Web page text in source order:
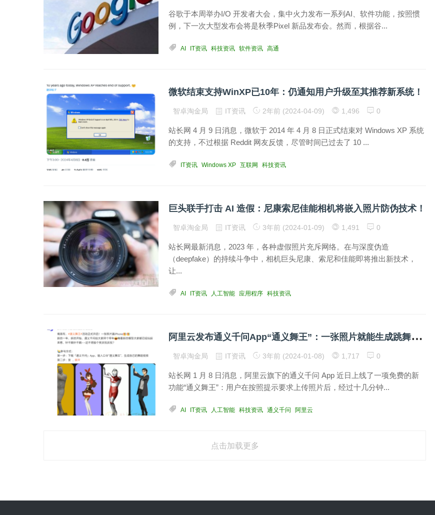
谷歌于本周举办I/O 开发者大会，集中火力发布一系列AI、软件功能，按照惯
例，下一次大型发布会将是秋季Pixel 新品发布会。然而，根据谷...
AI IT资讯 科技资讯 软件资讯 高通
微软结束支持WinXP已10年：仍通知用户升级至其推荐新系统！
智卓淘金局 IT资讯 2年前 (2024-04-09) 1,496 0
站长网 4 月 9 日消息，微软于 2014 年 4 月 8 日正式结束对 Windows XP 系统
的支持，不过根据 Reddit 网友反馈，尽管时间已过去了 10 ...
IT资讯 Windows XP 互联网 科技资讯
巨头联手打击 AI 造假：尼康索尼佳能相机将嵌入照片防伪技术！
智卓淘金局 IT资讯 3年前 (2024-01-09) 1,491 0
站长网最新消息，2023 年，各种虚假照片充斥网络。在与深度伪造
（deepfake）的持续斗争中，相机巨头尼康、索尼和佳能即将推出新技术，
让...
AI IT资讯 人工智能 应用程序 科技资讯
阿
里云发布通义千问App“通义舞王”：一张照片就能生成跳舞视频！
智卓淘金局 IT资讯 3年前 (2024-01-08) 1,717 0
站长网 1 月 8 日消息，阿里云旗下的通义千问 App 近日上线了一项免费的新
功能“通义舞王”：用户在按照提示要求上传照片后，经过十几分钟...
AI IT资讯 人工智能 科技资讯 通义千问 阿里云
点击加载更多